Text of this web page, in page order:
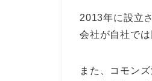
2013年に設立
会社が自社で
また、コモン